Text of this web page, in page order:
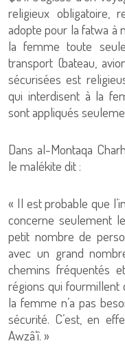
religieux obligatoire,
adopte pour la fatwa à
la femme toute
transport (bateau,
sécurisées est
qui interdisent à la
sont appliqués
Dans al-Montaqa
le malékite dit :
« Il est probable que
concerne seulement
petit nombre de
avec un grand
chemins fréquentés
régions qui
la femme n’a pas
sécurité. C’est, en
Awzâ’î. »